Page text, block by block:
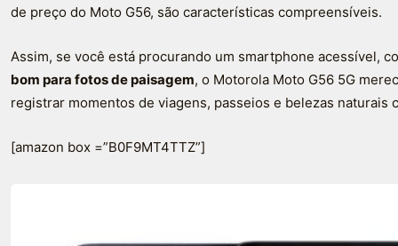
de preço do Moto G56, são características compreensíveis.
Assim, se você está procurando um smartphone acessível,
bom para fotos de paisagem, o Motorola Moto G56 5G
registrar momentos de viagens, passeios e belezas naturais
[amazon box =”B0F9MT4TTZ”]